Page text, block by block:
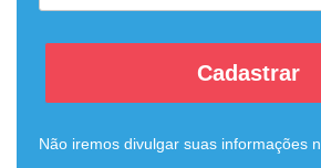
Cadastrar
Não iremos divulgar suas informações